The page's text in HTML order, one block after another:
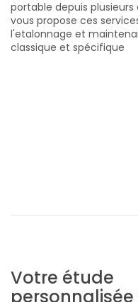
Votre étude
personnalisée